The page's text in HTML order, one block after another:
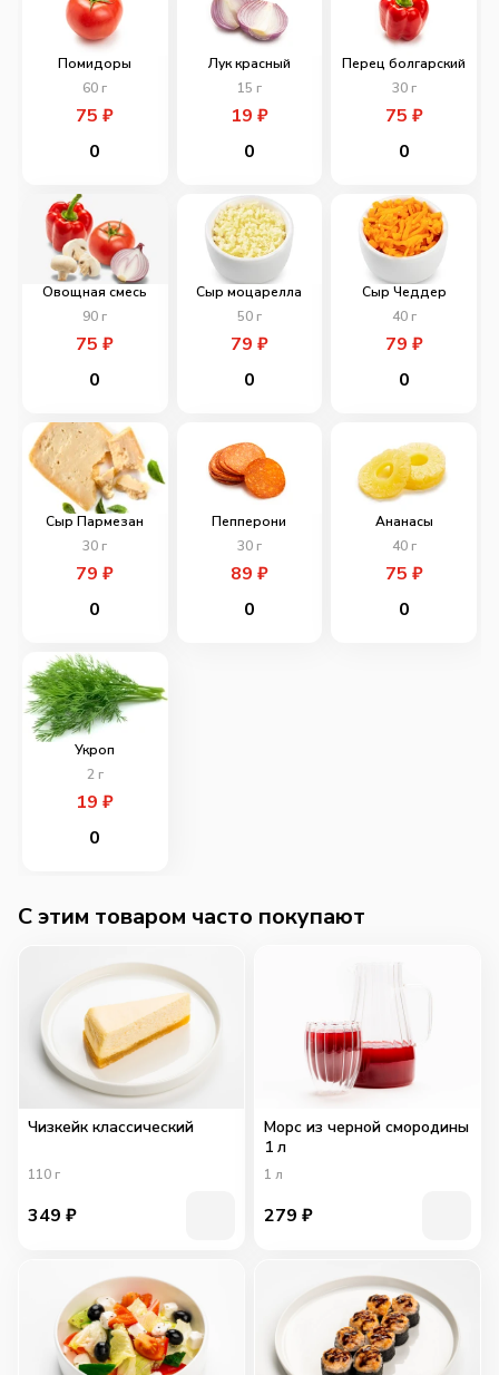
Помидоры
60 г
75₽
0
Лук красный
15 г
19 ₽
0
Перец болгарский
30г
75 ₽
0
Овощная смесь
90 г
75₽
0
Сыр моцарелла
50г
79 ₽
0
Сыр Чеддер
40г
79 ₽
0
Сыр Пармезан
30 г
79₽
0
Пепперони
30г
89 ₽
0
Ананасы
40г
75 ₽
0
Укроп
2г
19₽
0
C этим товаром часто покупают
Чизкейк классический
110 г
349 ₽
Морс из черной смородины
1 л
1 л
279 ₽